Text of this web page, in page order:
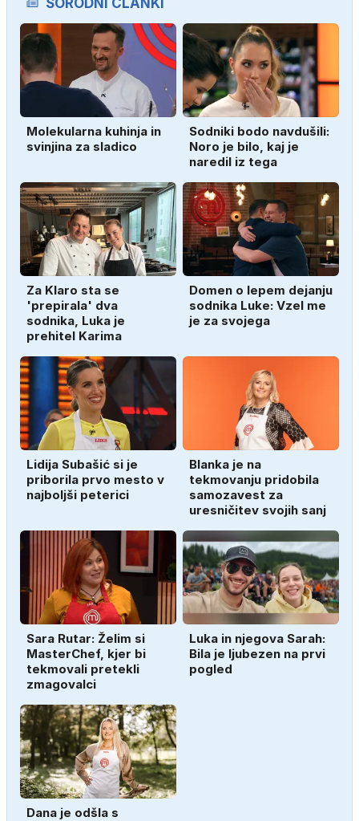
SORODNI ČLANKI
Molekularna kuhinja in
svinjina za sladico
Sodniki bodo navdušili:
Noro je bilo, kaj je
naredil iz tega
Za Klaro sta se
'prepirala' dva
sodnika, Luka je
prehitel Karima
Domen o lepem dejanju
sodnika Luke: Vzel me
je za svojega
Lidija Subašić si je
priborila prvo mesto v
najboljši peterici
Blanka je na
tekmovanju pridobila
samozavest za
uresničitev svojih sanj
Sara Rutar: Želim si
MasterChef, kjer bi
tekmovali pretekli
zmagovalci
Luka in njegova Sarah:
Bila je ljubezen na prvi
pogled
Dana je odšla s